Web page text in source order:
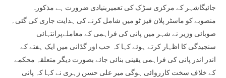
جائیگاشہر کے مرکزی سڑک کی تعمیربنیادی ضرورت ہے مذکورہ
منصوبے کو ماسٹر پلان فیز ٹو میں شامل کرنے کی ہدایت جاری کی گئی۔
صوبائی وزیر نے شہر میں پانی کی فراہمی کے معاملےپرانتہائی
سنجیدگی کا اظہار کرتے ہوئے کہا کہ حب اور گڈانی میں ایک ہفتے کے
اندر اندر پانی کی فراہمی یقینی بنائی جائے بصورت دیگر متعلقہ محکمے
کے خلاف سخت کارروائی ہوگی میر علی حسن زہری نے کہا کہ پانی